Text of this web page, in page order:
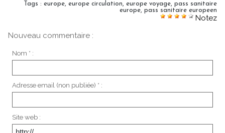
Tags : europe, europe circulation, europe voyage, pass sanitaire
europe, pass sanitaire europeen
Notez
Nouveau commentaire :
Nom * :
Adresse email (non publiée) * :
Site web :